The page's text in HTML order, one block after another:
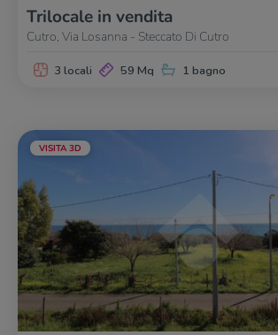
Trilocale in vendita
Cutro, Via Losanna - Steccato Di Cutro
3 locali 59 Mq 1 bagno
VISITA 3D